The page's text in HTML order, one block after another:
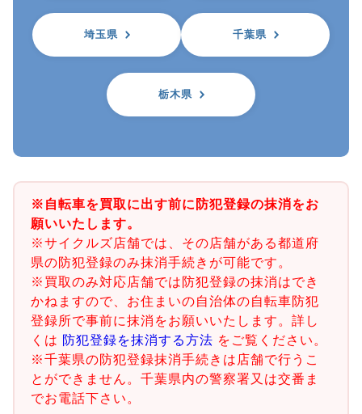
埼玉県 千葉県
栃木県
※自転車を買取に出す前に防犯登録の抹消をお
願いいたします。
※サイクルズ店舗では、その店舗がある都道府
県の防犯登録のみ抹消手続きが可能です。
※買取のみ対応店舗では防犯登録の抹消はでき
かねますので、お住まいの自治体の自転車防犯
登録所で事前に抹消をお願いいたします。詳し
くは 防犯登録を抹消する方法 をご覧ください。
※千葉県の防犯登録抹消手続きは店舗で行うこ
とができません。千葉県内の警察署又は交番ま
でお電話下さい。